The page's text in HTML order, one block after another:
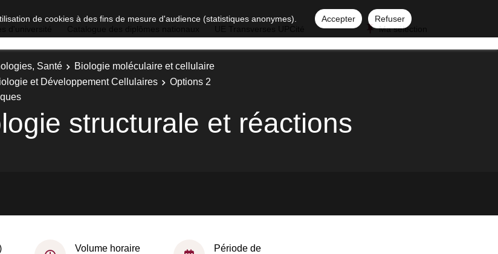
de cookies à des fins de mesure d'audience (statistiques anonymes). Accepter
Refuser
Ma sélection
Santé
Biologie moléculaire et cellulaire
et Développement Cellulaires
Options 2
structurale et réactions
Volume horaire
Période de